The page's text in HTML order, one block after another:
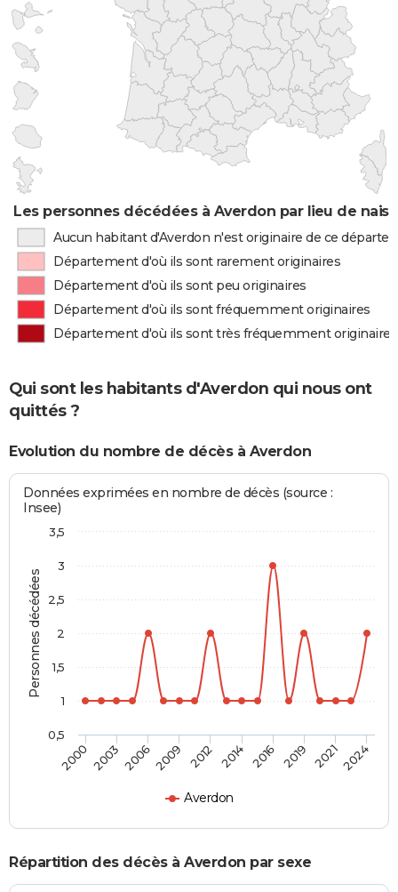
Les personnes décédées à Averdon par lieu de
Aucun habitant d'Averdon n'est originaire de ce
Département d'où ils sont rarement originaires
Département d'où ils sont peu originaires
Département d'où ils sont fréquemment originaires
Département d'où ils sont très fréquemment originaires
Qui sont les habitants d'Averdon qui nous ont
quittés ?
Evolution du nombre de décès à Averdon
Personnes décédées
Données exprimées en nombre de décès (source :
Insee)
Averdon
2000 200320062009 2012 2014 2016 2019 20212024
0,5
1
1,5
2
2,5
3
3,5
Répartition des décès à Averdon par sexe